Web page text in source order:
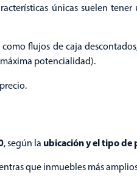
únicas suelen tener
flujos de caja
potencialidad).
, según la ubicación y el tipo de
que inmuebles más